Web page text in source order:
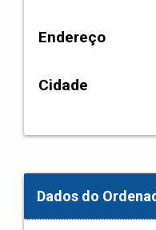
Endereço
Cidade
Dados do